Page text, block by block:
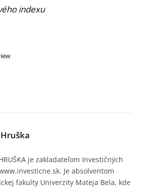
indexu
je zakladateľom Investičných
Je absolventom
fakulty Univerzity Mateja Bela, kde